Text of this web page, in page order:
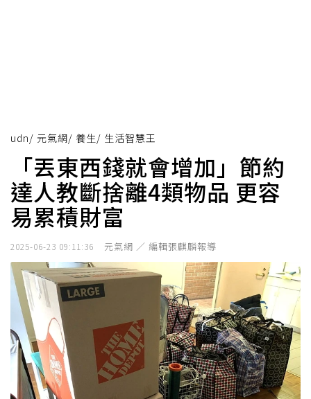
udn/ 元氣網/ 養生/ 生活智慧王
「丟東西錢就會增加」節約
達人教斷捨離4類物品 更容
易累積財富
2025-06-23 09:11:36 元氣網 ／ 編輯張麒麟報導